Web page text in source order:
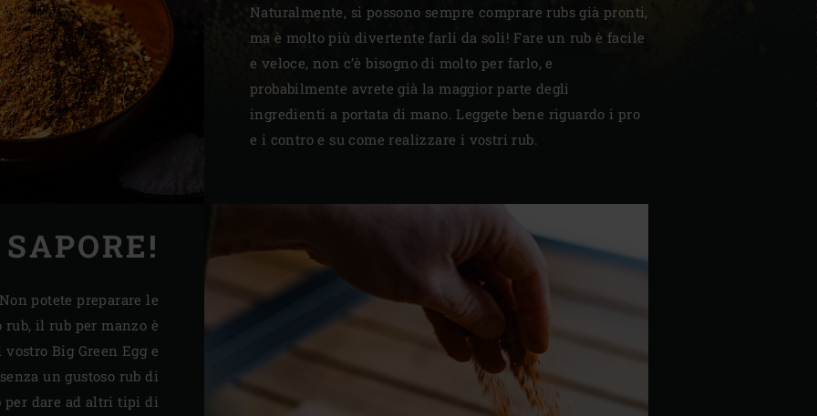
Naturalmente, si possono sempre comprare rubs già pronti,
ma è molto più divertente farli da soli! Fare un rub è facile
e veloce, non c’è bisogno di molto per farlo, e
probabilmente avrete già la maggior parte degli
ingredienti a portata di mano. Leggete bene riguardo i pro
e i contro e su come realizzare i vostri rub.
potete preparare le
il rub per manzo è
Big Green Egg e
un gustoso rub di
per dare ad altri tipi di